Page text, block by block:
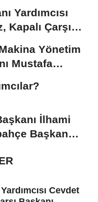
Yardımcısı
Kapalı Çarşı
Yönetim
Mustafa
İlhami
Başkan
Cevdet